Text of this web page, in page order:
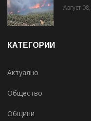
Август
КАТЕГОРИИ
Актуално
Общество
Общини